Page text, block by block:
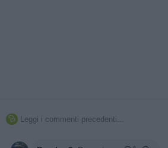
 Leggi i commenti precedenti...